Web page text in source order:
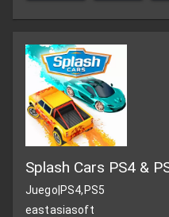
Splash Cars PS4 &
Juego PS4,PS5
eastasiasoft